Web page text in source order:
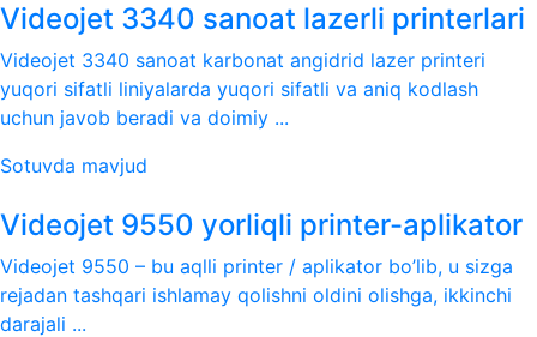
Videojet 3340 sanoat lazerli printerlari
Videojet 3340 sanoat karbonat angidrid lazer printeri
yuqori sifatli liniyalarda yuqori sifatli va aniq kodlash
uchun javob beradi va doimiy ...
Sotuvda mavjud
Videojet 9550 yorliqli printer-aplikator
Videojet 9550 – bu aqlli printer / aplikator bo’lib, u sizga
rejadan tashqari ishlamay qolishni oldini olishga, ikkinchi
darajali ...